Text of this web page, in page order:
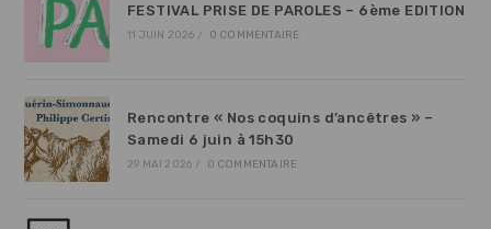
FESTIVAL PRISE DE PAROLES – 6ème EDITION
11 JUIN 2026 / 0 COMMENTAIRE
Rencontre « Nos coquins d’ancêtres » –
Samedi 6 juin à 15h30
29 MAI 2026 / 0 COMMENTAIRE